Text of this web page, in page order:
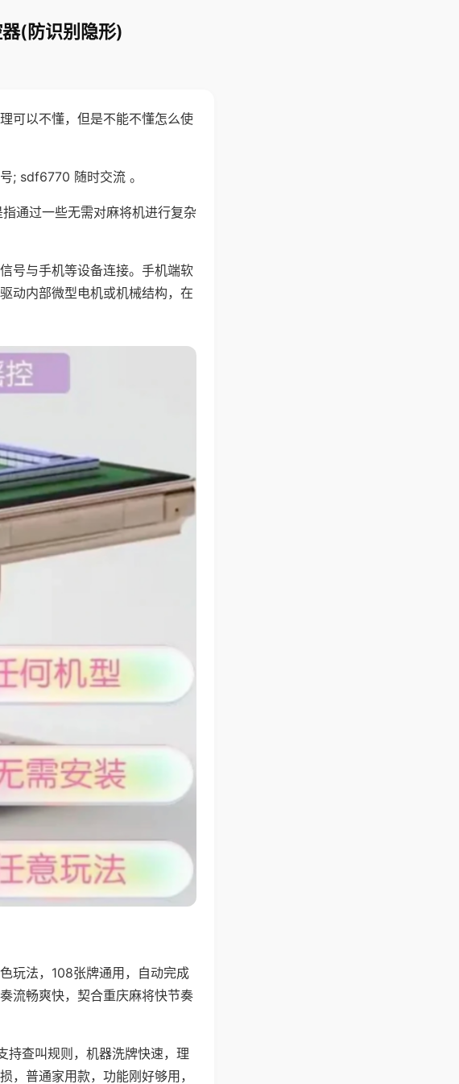
(防识别隐形)
可以不懂，但是不能不懂怎么使
; sdf6770 随时交流 。
通过一些无需对麻将机进行复杂
号与手机等设备连接。手机端软
动内部微型电机或机械结构，在
玩法，108张牌通用，自动完成
流畅爽快，契合重庆麻将快节奏
持查叫规则，机器洗牌快速，理
，普通家用款，功能刚好够用，